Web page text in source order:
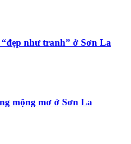
như tranh” ở Sơn La
mộng mơ ở Sơn La